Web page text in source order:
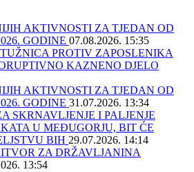
AKTIVNOSTI ZA TJEDAN OD
GODINE 07.08.2026. 15:35
PROTIV ZAPOSLENIKA
KAZNENO DJELO
AKTIVNOSTI ZA TJEDAN OD
GODINE 31.07.2026. 13:34
SKRNAVLJENJE I PALJENJE
U MEĐUGORJU, BIT ĆE
BIH 29.07.2026. 14:14
ZA DRŽAVLJANINA
13:54